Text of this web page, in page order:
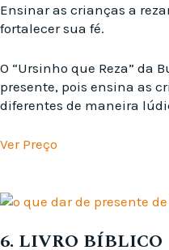
Ensinar as crianças a
fortalecer sua fé.
O “Ursinho que Reza” da
presente, pois ensina as
diferentes de maneira
Ver Preço
6. LIVRO BÍBLICO